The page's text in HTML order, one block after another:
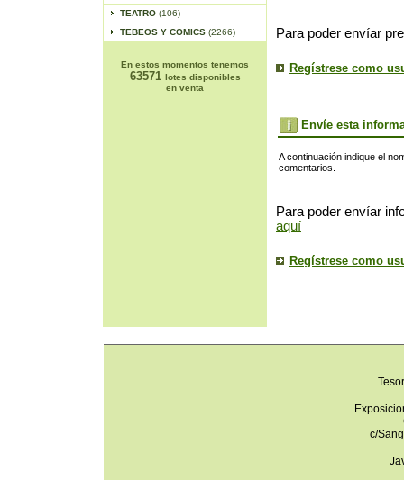
TEATRO (106)
TEBEOS Y COMICS (2266)
En estos momentos tenemos
63571 lotes disponibles
en venta
Para poder envíar
Regístrese como
Envíe esta
A continuación indique el
comentarios.
Para poder envíar
aquí
Regístrese como
c/